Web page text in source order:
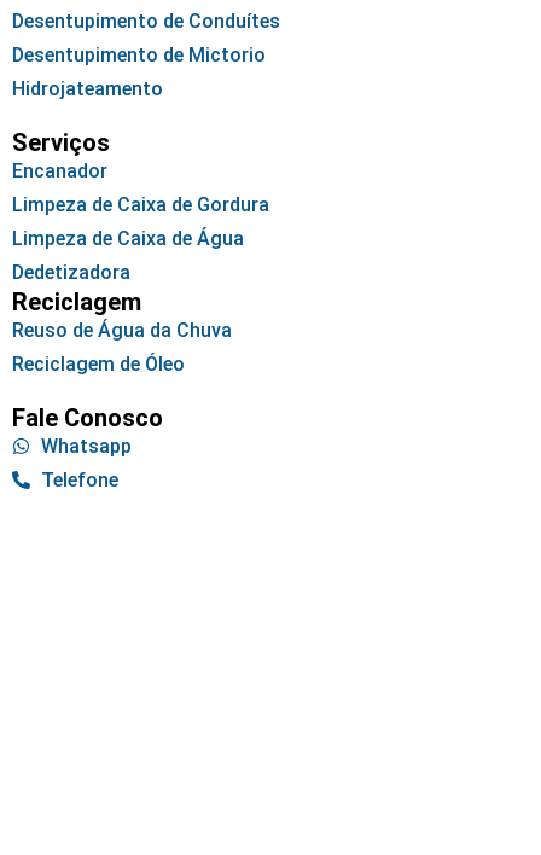
Desentupimento de Conduítes
Desentupimento de Mictorio
Hidrojateamento
Serviços
Encanador
Limpeza de Caixa de Gordura
Limpeza de Caixa de Água
Dedetizadora
Reciclagem
Reuso de Água da Chuva
Reciclagem de Óleo
Fale Conosco
Whatsapp
Telefone